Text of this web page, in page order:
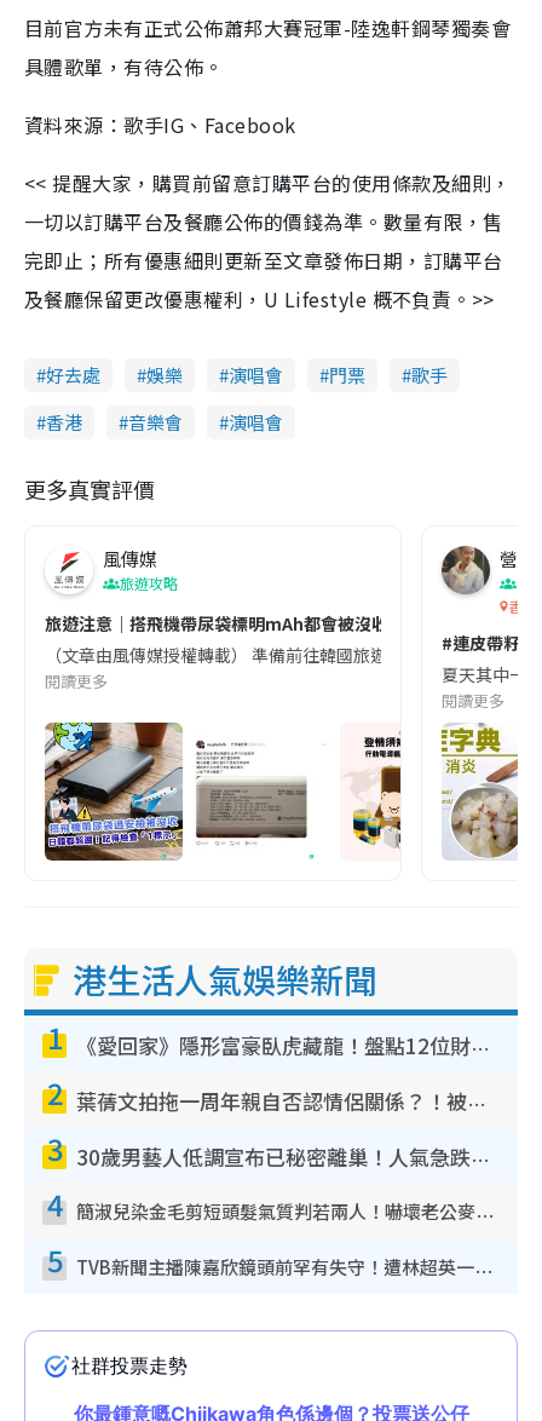
目前官方未有正式公佈蕭邦大賽冠軍-陸逸軒鋼琴獨奏會
具體歌單，有待公佈。
資料來源：歌手IG、Facebook
<< 提醒大家，購買前留意訂購平台的使用條款及細則，
一切以訂購平台及餐廳公佈的價錢為準。數量有限，售
完即止；所有優惠細則更新至文章發佈日期，訂購平台
及餐廳保留更改優惠權利，U Lifestyle 概不負責。>>
好去處 娛樂 演唱會 門票
歌手
香港
音樂會 演唱會
更多真實評價
風傳媒
旅遊攻略
旅遊注意｜搭飛機帶尿袋標明mAh都會被沒收😱出發前切記檢查
（文章由風傳媒授權轉載） 準備前往韓國旅遊的民眾，近期要
閱讀更多
營養
香港
#連皮帶籽
夏天其中一
閱讀更多
港生活人氣娛樂新聞
1 《愛回家》隱形富豪臥虎藏龍！盤點12位財氣逼人的有錢藝人：呢位靚女3億身家唔憂做
2 葉蒨文拍拖一周年親自否認情侶關係？！被質疑感情造假竟稱GM「普通同事」
3 30歲男藝人低調宣布已秘密離巢！人氣急跌變失蹤人口︰「這幾年過得並不容易」
4 簡淑兒染金毛剪短頭髮氣質判若兩人！嚇壞老公麥大力都認唔出：「你做咩事？」
5 TVB新聞主播陳嘉欣鏡頭前罕有失守！遭林超英一句說話突襲嚇親當場大笑